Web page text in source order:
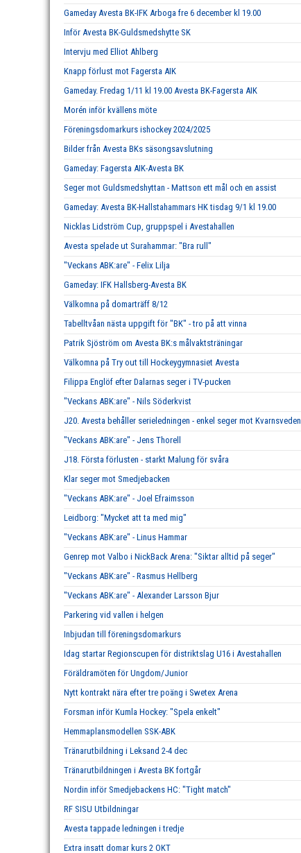
Gameday Avesta BK-IFK Arboga fre 6 december kl 19.00
Inför Avesta BK-Guldsmedshytte SK
Intervju med Elliot Ahlberg
Knapp förlust mot Fagersta AIK
Gameday. Fredag 1/11 kl 19.00 Avesta BK-Fagersta AIK
Morén inför kvällens möte
Föreningsdomarkurs ishockey 2024/2025
Bilder från Avesta BKs säsongsavslutning
Gameday: Fagersta AIK-Avesta BK
Seger mot Guldsmedshyttan - Mattson ett mål och en assist
Gameday: Avesta BK-Hallstahammars HK tisdag 9/1 kl 19.00
Nicklas Lidström Cup, gruppspel i Avestahallen
Avesta spelade ut Surahammar: "Bra rull"
"Veckans ABK:are" - Felix Lilja
Gameday: IFK Hallsberg-Avesta BK
Välkomna på domarträff 8/12
Tabelltvåan nästa uppgift för "BK" - tro på att vinna
Patrik Sjöström om Avesta BK:s målvaktsträningar
Välkomna på Try out till Hockeygymnasiet Avesta
Filippa Englöf efter Dalarnas seger i TV-pucken
"Veckans ABK:are" - Nils Söderkvist
J20. Avesta behåller serieledningen - enkel seger mot Kvarnsveden
"Veckans ABK:are" - Jens Thorell
J18. Första förlusten - starkt Malung för svåra
Klar seger mot Smedjebacken
"Veckans ABK:are" - Joel Efraimsson
Leidborg: "Mycket att ta med mig"
"Veckans ABK:are" - Linus Hammar
Genrep mot Valbo i NickBack Arena: "Siktar alltid på seger"
"Veckans ABK:are" - Rasmus Hellberg
"Veckans ABK:are" - Alexander Larsson Bjur
Parkering vid vallen i helgen
Inbjudan till föreningsdomarkurs
Idag startar Regionscupen för distriktslag U16 i Avestahallen
Föräldramöten för Ungdom/Junior
Nytt kontrakt nära efter tre poäng i Swetex Arena
Forsman inför Kumla Hockey: "Spela enkelt"
Hemmaplansmodellen SSK-ABK
Tränarutbildning i Leksand 2-4 dec
Tränarutbildningen i Avesta BK fortgår
Nordin inför Smedjebackens HC: "Tight match"
RF SISU Utbildningar
Avesta tappade ledningen i tredje
Extra insatt domar kurs 2 OKT